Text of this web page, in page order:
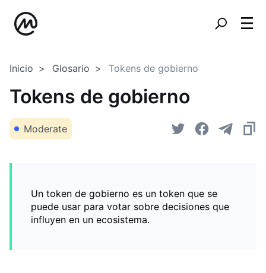
Inicio Glosario Tokens de gobierno
Tokens de gobierno
Moderate
Un token de gobierno es un token que se
puede usar para votar sobre decisiones que
influyen en un ecosistema.